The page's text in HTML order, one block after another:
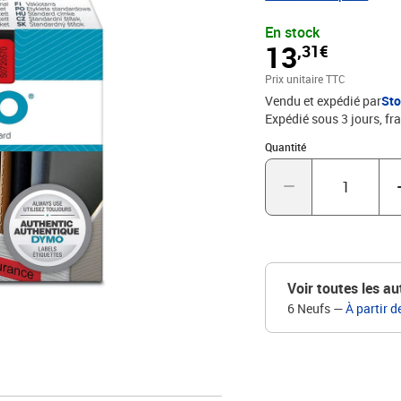
une application sans
largeurs et couleurs,
domestique et
Marque : DYMO Produit
En stock
13,31€
Prix unitaire TTC
Vendu et expédié par
Expédié sous 3 jours,
Quantité
Quantité : 1
Voir toutes les
6 Neufs —À partir